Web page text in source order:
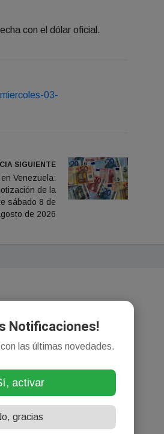
con el dólar oficial.
03-
SIGUIENTE
Venezuela:
de la
sábado 8 de
de 2026
artículo.
Notificaciones!
las últimas novedades.
activar
gracias